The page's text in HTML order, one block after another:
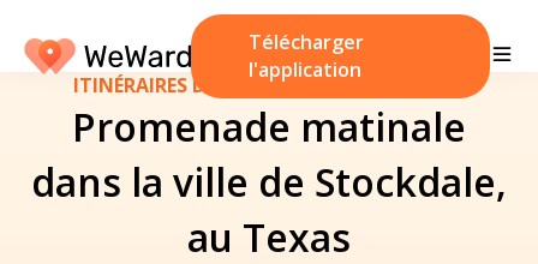
Télécharger
l'application
ITINÉRAIRES DE MARCHE /19 janvier 2025
Promenade matinale
dans la ville de Stockdale,
au Texas